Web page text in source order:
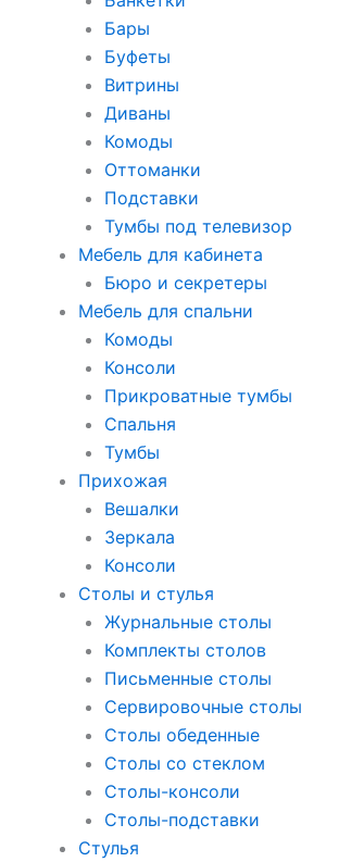
Бары
Буфеты
Витрины
Диваны
Комоды
Оттоманки
Подставки
Тумбы под телевизор
Мебель для кабинета
Бюро и секретеры
Мебель для спальни
Комоды
Консоли
Прикроватные тумбы
Спальня
Тумбы
Прихожая
Вешалки
Зеркала
Консоли
Столы и стулья
Журнальные столы
Комплекты столов
Письменные столы
Сервировочные столы
Столы обеденные
Столы со стеклом
Столы-консоли
Столы-подставки
Стулья